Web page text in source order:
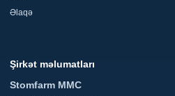
Əlaqə
Şirkət məlumatları
Stomfarm MMC